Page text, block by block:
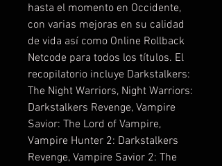
hasta el momento en Occidente,
con varias mejoras en su calidad
de vida así como Online Rollback
Netcode para todos los títulos. El
recopilatorio incluye Darkstalkers:
The Night Warriors, Night Warriors:
Darkstalkers Revenge, Vampire
Savior: The Lord of Vampire,
Vampire Hunter 2: Darkstalkers
Revenge, Vampire Savior 2: The